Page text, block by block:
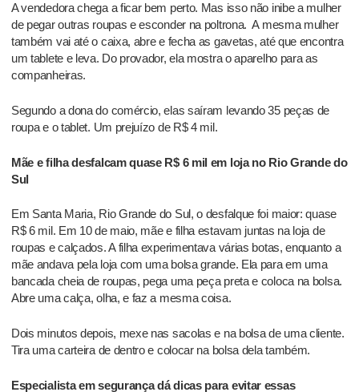
A vendedora chega a ficar bem perto. Mas isso não inibe a mulher
de pegar outras roupas e esconder na poltrona. A mesma mulher
também vai até o caixa, abre e fecha as gavetas, até que encontra
um tablete e leva. Do provador, ela mostra o aparelho para as
companheiras.
Segundo a dona do comércio, elas saíram levando 35 peças de
roupa e o tablet. Um prejuízo de R$ 4 mil.
Mãe e filha desfalcam quase R$ 6 mil em loja no Rio Grande do
Sul
Em Santa Maria, Rio Grande do Sul, o desfalque foi maior: quase
R$ 6 mil. Em 10 de maio, mãe e filha estavam juntas na loja de
roupas e calçados. A filha experimentava várias botas, enquanto a
mãe andava pela loja com uma bolsa grande. Ela para em uma
bancada cheia de roupas, pega uma peça preta e coloca na bolsa.
Abre uma calça, olha, e faz a mesma coisa.
Dois minutos depois, mexe nas sacolas e na bolsa de uma cliente.
Tira uma carteira de dentro e colocar na bolsa dela também.
Especialista em segurança dá dicas para evitar essas